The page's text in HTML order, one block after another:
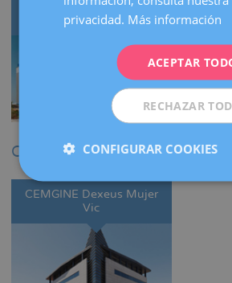
Dexeus Mujer Tarragona
Centros colaboradores
CEMGINE Dexeus Mujer
Vic
privacidad. Más información
ACEPTAR
RECHAZAR
CONFIGURAR COOKIES